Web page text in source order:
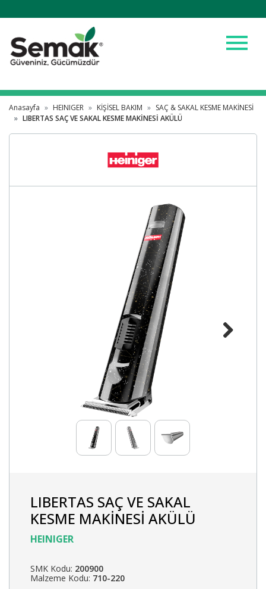
menu
Anasayfa HEINIGER KİŞİSEL BAKIM
SAÇ & SAKAL KESME MAKİNESİ
LIBERTAS SAÇ VE SAKAL KESME MAKİNESİ AKÜLÜ
LIBERTAS SAÇ VE SAKAL
KESME MAKİNESİ AKÜLÜ
HEINIGER
SMK Kodu: 200900
Malzeme Kodu: 710-220